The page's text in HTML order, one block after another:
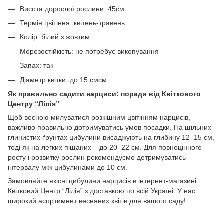
Висота дорослої рослини: 45см
Термін цвітіння: квітень-травень
Колір: білий з жовтим
Морозостійкість: не потребує викопування
Запах: так
Діаметр квітки: до 15 смсм
Як правильно садити нарциси: поради від Квіткового
Центру “Лілія”
Щоб весною милуватися розкішним цвітінням нарцисів,
важливо правильно дотримуватись умов посадки. На щільних
глинистих ґрунтах цибулини висаджують на глибину 12–15 см,
тоді як на легких піщаних – до 20–22 см. Для повноцінного
росту і розвитку рослин рекомендуємо дотримуватись
інтервалу між цибулинами до 10 см.
Замовляйте якісні цибулини нарцисів в інтернет-магазині
Квітковий Центр “Лілія” з доставкою по всій Україні. У нас
широкий асортимент весняних квітів для вашого саду!